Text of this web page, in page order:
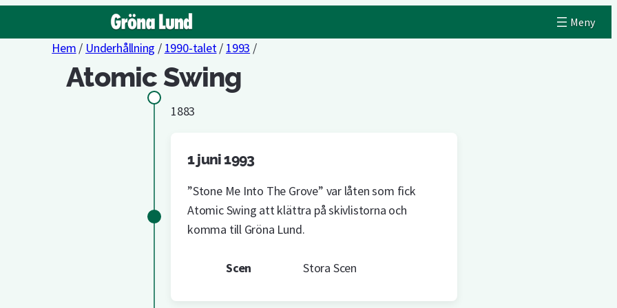
Hem / Underhållning / 1990-talet/ 1993 /
Atomic Swing
1883
1 juni 1993
”Stone Me Into The Grove” var låten som fick
Atomic Swing att klättra på skivlistorna och
komma till Gröna Lund.
Scen Stora Scen